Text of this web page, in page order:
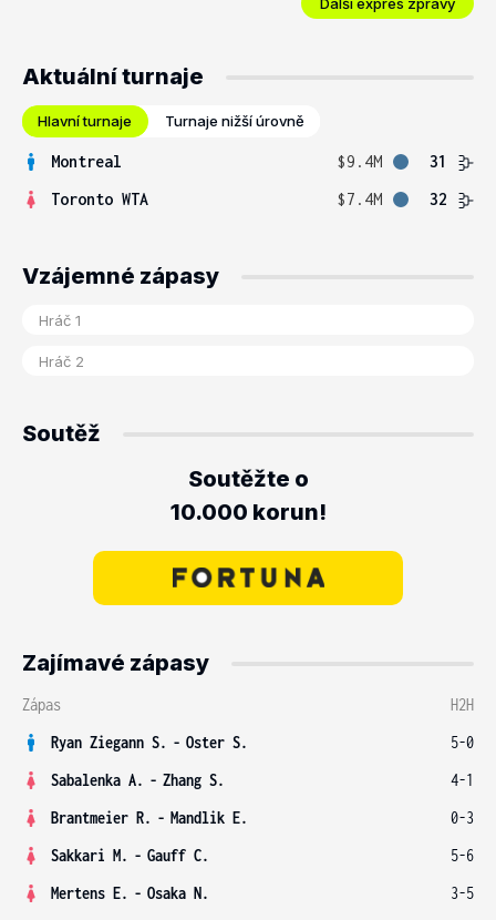
Aktuální turnaje
Hlavní turnaje Turnaje nižší úrovně
Montreal $9.4M
31
Toronto WTA
$7.4M 32
Vzájemné zápasy
Soutěž
Soutěžte o
10.000 korun!
Zajímavé zápasy
Zápas
H2H
Ryan Ziegann S. - Oster S.
5-0
Sabalenka A. - Zhang S.
4-1
Brantmeier R. - Mandlik E.
0-3
Sakkari M. - Gauff C.
5-6
Mertens E. - Osaka N.
3-5